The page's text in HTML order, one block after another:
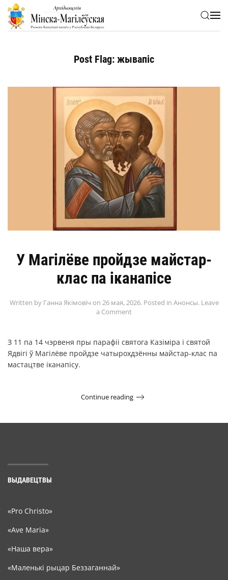
Skip to main content
Post Flag: жывапіс
У Магілёве пройдзе майстар-
клас па іканапісе
Written by Ганна Якімовіч on 26 мая, 2026. Posted in Анонсы. Leave
a Comment
З 11 па 14 чэрвеня пры парафіі святога Казіміра і святой
Ядвігі ў Магілёве пройдзе чатырохдзённы майстар-клас па
мастацтве іканапісу.
Continue reading
ВЫДАВЕЦТВЫ
«Pro Christo»
«Ave Maria»
«Наша вера»
«Маленькі рыцар Беззаганнай»